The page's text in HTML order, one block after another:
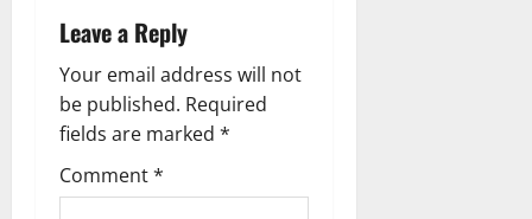
g
a
t
i
Leave a Reply
Your email address will not
be published. Required
fields are marked *
Comment*